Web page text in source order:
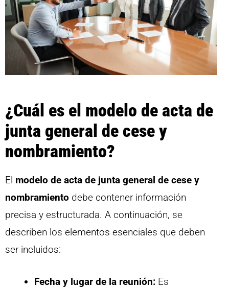
¿Cuál es el modelo de acta de
junta general de cese y
nombramiento?
El modelo de acta de junta general de cese y
nombramiento debe contener información
precisa y estructurada. A continuación, se
describen los elementos esenciales que deben
ser incluidos:
Fecha y lugar de la reunión: Es